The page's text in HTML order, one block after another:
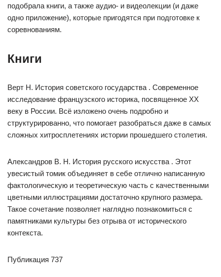
подобрала книги, а также аудио- и видеолекции (и даже
одно приложение), которые пригодятся при подготовке к
соревнованиям.
Книги
Верт Н. История советского государства . Современное
исследование французского историка, посвященное XX
веку в России. Всё изложено очень подробно и
структурированно, что помогает разобраться даже в самых
сложных хитросплетениях истории прошедшего столетия.
Александров В. Н. История русского искусства . Этот
увесистый томик объединяет в себе отлично написанную
фактологическую и теоретическую часть с качественными
цветными иллюстрациями достаточно крупного размера.
Такое сочетание позволяет наглядно познакомиться с
памятниками культуры без отрыва от исторического
контекста.
Публикация 737